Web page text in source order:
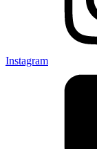
Instagram